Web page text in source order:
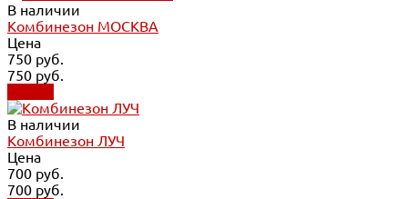
В наличии
Комбинезон МОСКВА
Цена
750 руб.
750 руб.
В наличии
Комбинезон ЛУЧ
Цена
700 руб.
700 руб.